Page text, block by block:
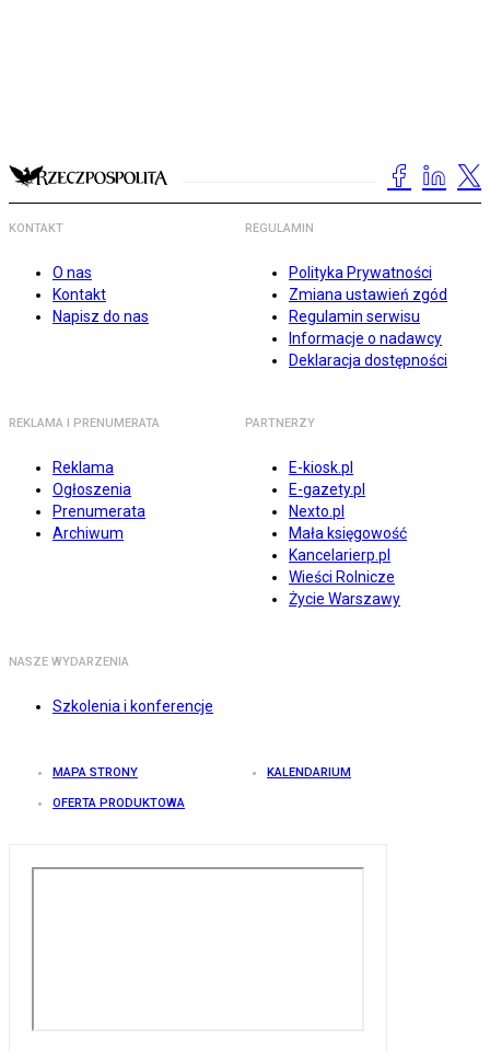
KONTAKT
O nas
Kontakt
Napisz do nas
REGULAMIN
Polityka Prywatności
Zmiana ustawień zgód
Regulamin serwisu
Informacje o nadawcy
Deklaracja dostępności
REKLAMA I PRENUMERATA
Reklama
Ogłoszenia
Prenumerata
Archiwum
PARTNERZY
E-kiosk.pl
E-gazety.pl
Nexto.pl
Mała księgowość
Kancelarierp.pl
Wieści Rolnicze
Życie Warszawy
NASZE WYDARZENIA
Szkolenia i konferencje
MAPA STRONY KALENDARIUM
OFERTA PRODUKTOWA